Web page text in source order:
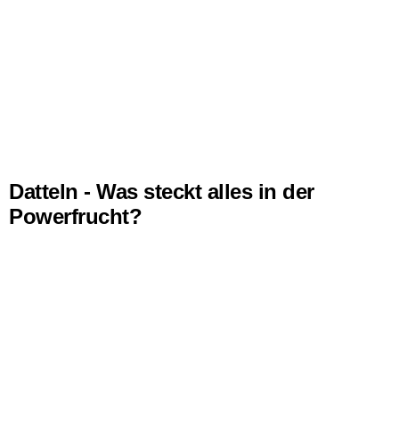
Datteln - Was steckt alles in der
Powerfrucht?